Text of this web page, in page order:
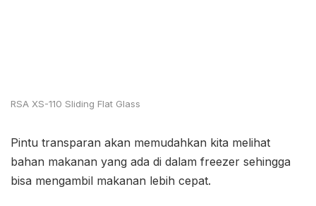
RSA XS-110 Sliding Flat Glass
Pintu transparan akan memudahkan kita melihat
bahan makanan yang ada di dalam freezer sehingga
bisa mengambil makanan lebih cepat.